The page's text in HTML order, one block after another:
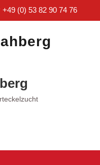
+49 (0) 53 82 90 74 76